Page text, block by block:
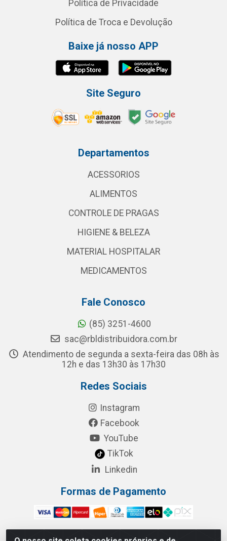
Política de Privacidade
Política de Troca e Devolução
Baixe já nosso APP
Site Seguro
Departamentos
ACESSORIOS
ALIMENTOS
CONTROLE DE PRAGAS
HIGIENE & BELEZA
MATERIAL HOSPITALAR
MEDICAMENTOS
Fale Conosco
(85) 3251-4600
sac@rbldistribuidora.com.br
Atendimento de segunda a sexta-feira das 08h às
12h e das 13h30 às 17h30
Redes Sociais
Instagram
Facebook
YouTube
TikTok
Linkedin
Formas de Pagamento